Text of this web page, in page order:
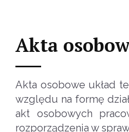
Akta
Akta osobowe układ
względu na formę
akt osobowych
rozporządzenia w